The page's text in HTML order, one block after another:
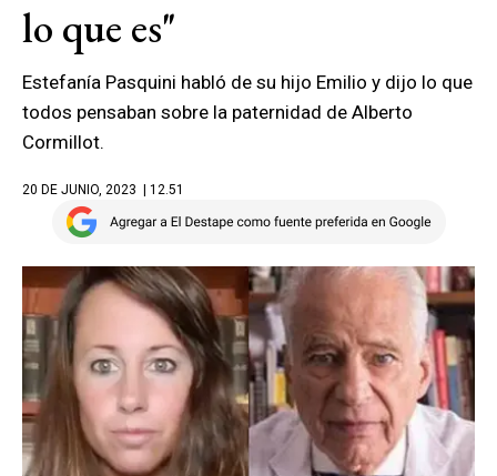
lo que es"
Estefanía Pasquini habló de su hijo Emilio y dijo lo que
todos pensaban sobre la paternidad de Alberto
Cormillot.
20 DE JUNIO, 2023 | 12.51